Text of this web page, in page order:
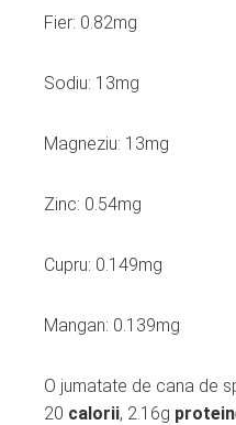
Fier: 0.82mg
Sodiu: 13mg
Magneziu: 13mg
Zinc: 0.54mg
Cupru: 0.149mg
Mangan: 0.139mg
O jumatate de cana de
20 calorii, 2.16g